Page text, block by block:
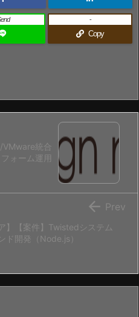
Copy
-
VMware統合
ォーム運用
】【案件】Twistedシステム
ド開発（Node.js）
 Prev